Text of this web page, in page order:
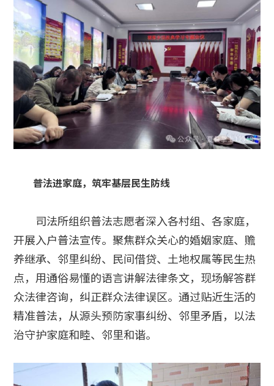
普法进家庭，筑牢基层民生防线
司法所组织普法志愿者深入各村组、各家庭，
开展入户普法宣传。聚焦群众关心的婚姻家庭、赡
养继承、邻里纠纷、民间借贷、土地权属等民生热
点，用通俗易懂的语言讲解法律条文，现场解答群
众法律咨询，纠正群众法律误区。通过贴近生活的
精准普法，从源头预防家事纠纷、邻里矛盾，以法
治守护家庭和睦、邻里和谐。